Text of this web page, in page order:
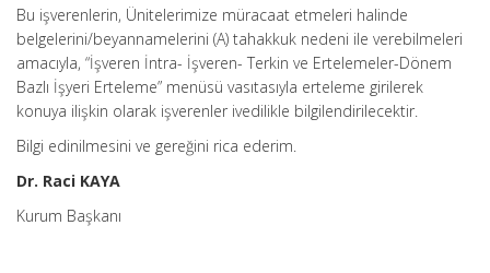
Bu işverenlerin, Ünitelerimize müracaat etmeleri halinde
belgelerini/beyannamelerini (A) tahakkuk nedeni ile verebilmeleri
amacıyla, “İşveren İntra- İşveren- Terkin ve Ertelemeler-Dönem
Bazlı İşyeri Erteleme” menüsü vasıtasıyla erteleme girilerek
konuya ilişkin olarak işverenler ivedilikle bilgilendirilecektir.
Bilgi edinilmesini ve gereğini rica ederim.
Dr. Raci KAYA
Kurum Başkanı